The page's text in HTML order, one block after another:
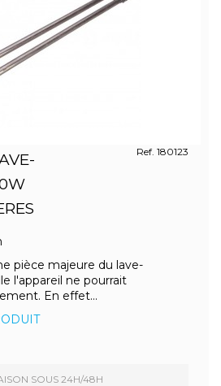
Ref. 180123
pièce majeure du lave-
l'appareil ne pourrait
En effet...
SOUS 24H/48H